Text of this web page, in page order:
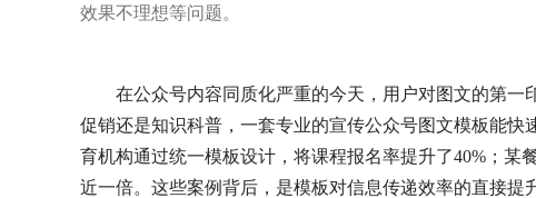
效果不理想等问题。
在公众号内容同质化严重的今天，用户对图文的第一
促销还是知识科普，一套专业的宣传公众号图文模板能
育机构通过统一模板设计，将课程报名率提升了40%；某
近一倍。这些案例背后，是模板对信息传递效率的直接提